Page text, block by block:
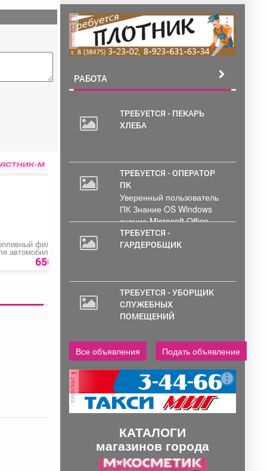
фильтр
автомобиля
Solaris»650 руб.
Воздушный фильтр
для автомобиля
реклама
РАБОТА
ТРЕБУЕТСЯ - ПЕКАРЬ
ХЛЕБА
ТРЕБУЕТСЯ - ОПЕРАТОР
ПК
Уверенный пользователь
ПК Знание OS Windows
знание Microsoft Office .
Обработка и...
ТРЕБУЕТСЯ -
ГАРДЕРОБЩИК
ТРЕБУЕТСЯ - УБОРЩИК
СЛУЖЕБНЫХ
ПОМЕЩЕНИЙ
Все объявления Подать объявление
реклама
КАТАЛОГИ
магазинов города